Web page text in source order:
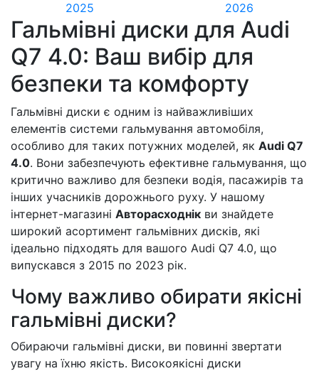
2025
2026
Гальмівні диски для Audi
Q7 4.0: Ваш вибір для
безпеки та комфорту
Гальмівні диски є одним із найважливіших
елементів системи гальмування автомобіля,
особливо для таких потужних моделей, як Audi Q7
4.0. Вони забезпечують ефективне гальмування, що
критично важливо для безпеки водія, пасажирів та
інших учасників дорожнього руху. У нашому
інтернет-магазині Авторасходнік ви знайдете
широкий асортимент гальмівних дисків, які
ідеально підходять для вашого Audi Q7 4.0, що
випускався з 2015 по 2023 рік.
Чому важливо обирати якісні
гальмівні диски?
Обираючи гальмівні диски, ви повинні звертати
увагу на їхню якість. Високоякісні диски